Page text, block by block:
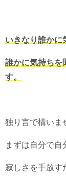
いきなり誰かに
誰かに気持ちを
す。
独り言で構いま
まずは自分で自
寂しさを手放す